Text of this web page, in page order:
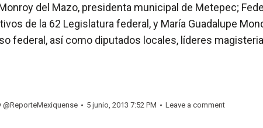
del Mazo, presidenta municipal de Metepec;
de la 62 Legislatura federal, y María Guadalupe
federal, así como diputados locales, líderes
@ReporteMexiquense 5 junio, 2013 7:52 PM Leave a comment